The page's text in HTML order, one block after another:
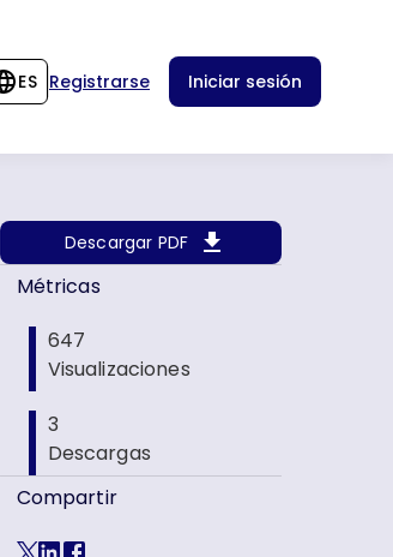
ES Registrarse Iniciar sesión
Descargar PDF
Métricas
647
Visualizaciones
3
Descargas
Compartir